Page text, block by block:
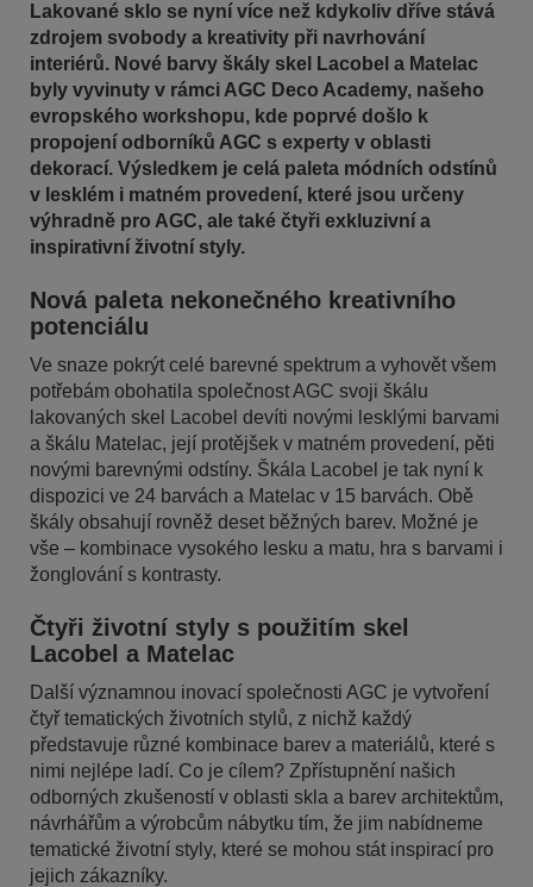
Lakované sklo se nyní více než kdykoliv dříve stává
zdrojem svobody a kreativity při navrhování
interiérů. Nové barvy škály skel Lacobel a Matelac
byly vyvinuty v rámci AGC Deco Academy, našeho
evropského workshopu, kde poprvé došlo k
propojení odborníků AGC s experty v oblasti
dekorací. Výsledkem je celá paleta módních odstínů
v lesklém i matném provedení, které jsou určeny
výhradně pro AGC, ale také čtyři exkluzivní a
inspirativní životní styly.
Nová paleta nekonečného kreativního
potenciálu
Ve snaze pokrýt celé barevné spektrum a vyhovět všem
potřebám obohatila společnost AGC svoji škálu
lakovaných skel Lacobel devíti novými lesklými barvami
a škálu Matelac, její protějšek v matném provedení, pěti
novými barevnými odstíny. Škála Lacobel je tak nyní k
dispozici ve 24 barvách a Matelac v 15 barvách. Obě
škály obsahují rovněž deset běžných barev. Možné je
vše – kombinace vysokého lesku a matu, hra s barvami i
žonglování s kontrasty.
Čtyři životní styly s použitím skel
Lacobel a Matelac
Další významnou inovací společnosti AGC je vytvoření
čtyř tematických životních stylů, z nichž každý
představuje různé kombinace barev a materiálů, které s
nimi nejlépe ladí. Co je cílem? Zpřístupnění našich
odborných zkušeností v oblasti skla a barev architektům,
návrhářům a výrobcům nábytku tím, že jim nabídneme
tematické životní styly, které se mohou stát inspirací pro
jejich zákazníky.